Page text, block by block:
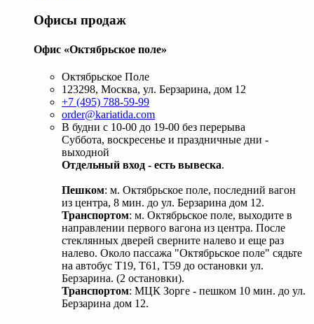
Офисы продаж
Офис «Октябрьское поле»
Октябрьское Поле
123298, Москва, ул. Берзарина, дом 12
+7 (495) 788-59-99
order@kariatida.com
В будни с 10-00 до 19-00 без перерыва
Суббота, воскресенье и праздничные дни -
выходной
Отдельный вход - есть вывеска.
Пешком: м. Октябрьское поле, последний вагон
из центра, 8 мин. до ул. Берзарина дом 12.
Транспортом: м. Октябрьское поле, выходите в
направлении первого вагона из центра. После
стеклянных дверей сверните налево и еще раз
налево. Около пассажа "Октябрьское поле" сядьте
на автобус Т19, Т61, Т59 до остановки ул.
Берзарина. (2 остановки).
Транспортом: МЦК Зорге - пешком 10 мин. до ул.
Берзарина дом 12.